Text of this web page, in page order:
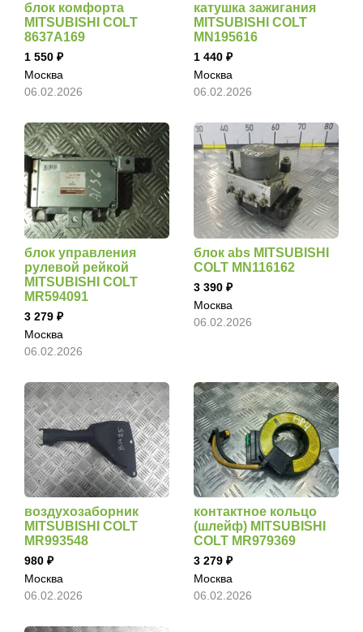
блок комфорта
MITSUBISHI COLT
8637A169
1 550
Москва
06.02.2026
катушка зажигания
MITSUBISHI COLT
MN195616
1 440
Москва
06.02.2026
блок управления
рулевой рейкой
MITSUBISHI COLT
MR594091
3 279
Москва
06.02.2026
блок abs MITSUBISHI
COLT MN116162
3 390
Москва
06.02.2026
воздухозаборник
MITSUBISHI COLT
MR993548
980
Москва
06.02.2026
контактное кольцо
(шлейф) MITSUBISHI
COLT MR979369
3 279
Москва
06.02.2026